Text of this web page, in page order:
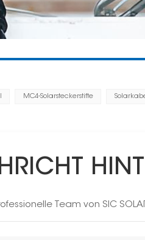
MC4-Solarsteckerstifte
Team von SIC